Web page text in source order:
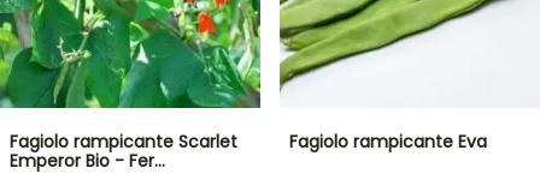
Fagiolo rampicante Scarlet
Emperor Bio - Fer…
Fagiolo rampicante Eva